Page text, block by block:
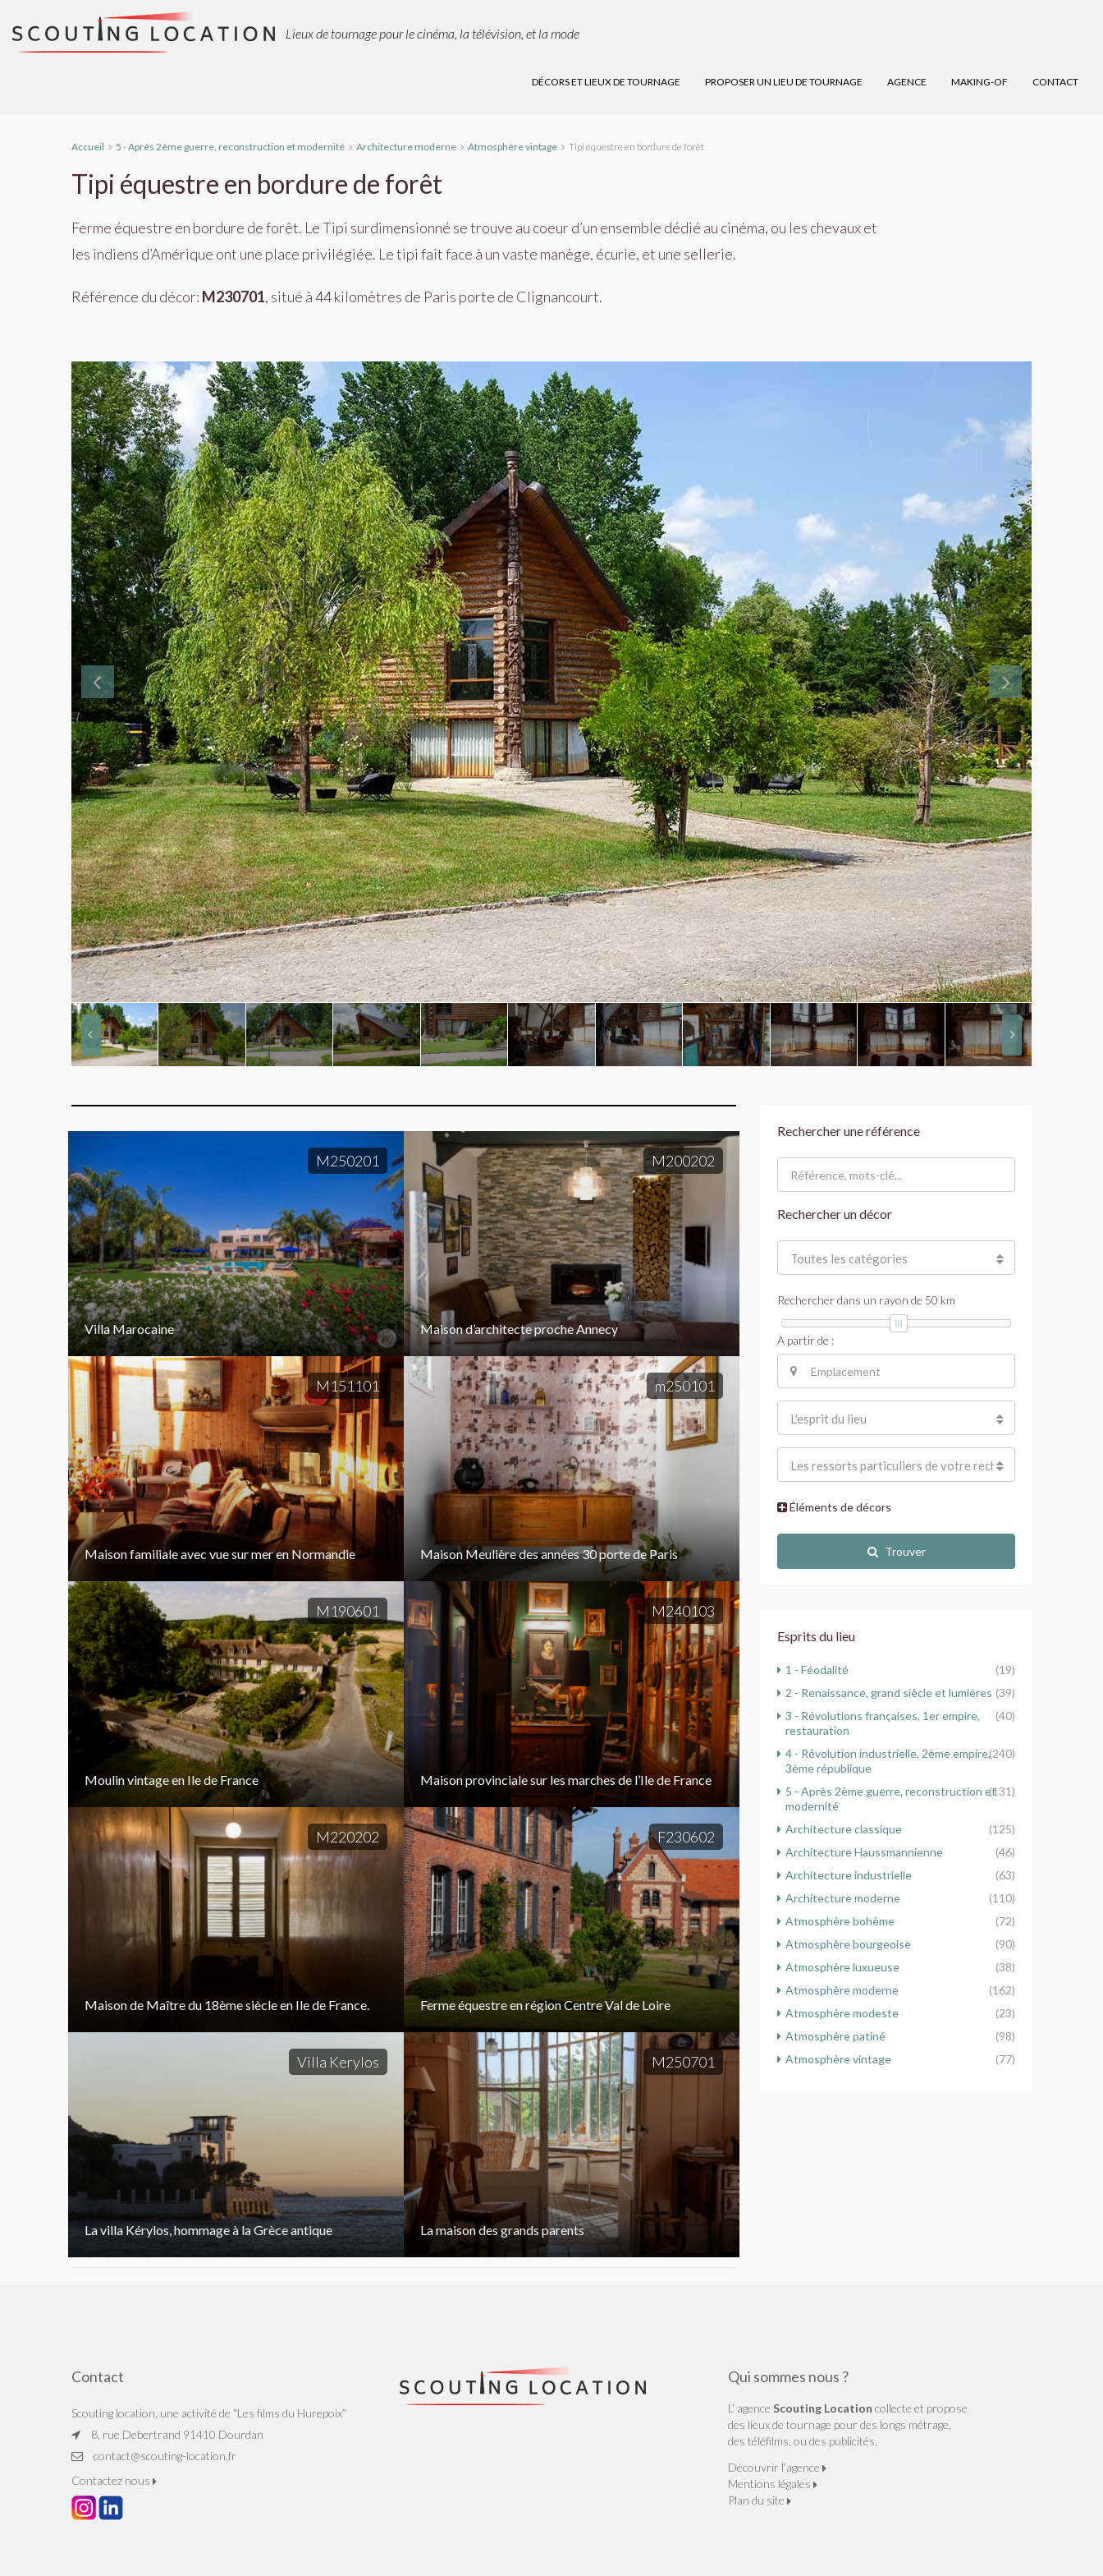
Lieux de tournage pour le cinéma, la télévision, et la mode
DÉCORS ET LIEUX DE TOURNAGE PROPOSER UN LIEU DE TOURNAGE AGENCE MAKING-OF CONTACT
Accueil 5 - Après 2ème guerre, reconstruction et modernité Architecture moderne Atmosphère vintage Tipi équestre en bordure de forêt
Tipi équestre en bordure de forêt
Ferme équestre en bordure de forêt. Le Tipi surdimensionné se trouve au coeur d’un ensemble dédié au cinéma, ou les chevaux et
les indiens d’Amérique ont une place privilégiée. Le tipi fait face à un vaste manège, écurie, et une sellerie.
Référence du décor: M230701, situé à 44 kilomètres de Paris porte de Clignancourt.
M250201
Villa Marocaine
M200202
Maison d’architecte proche Annecy
M151101
Maison familiale avec vue sur mer en Normandie
m250101
Maison Meulière des années 30 porte de Paris
M190601
Moulin vintage en Ile de France
M240103
Maison provinciale sur les marches de l’Ile de France
M220202
Maison de Maître du 18ème siècle en Ile de France.
F230602
Ferme équestre en région Centre Val de Loire
Villa Kerylos
La villa Kérylos, hommage à la Grèce antique
M250701
La maison des grands parents
Rechercher une référence
Rechercher un décor
Toutes les catégories
Rechercher dans un rayon de 50 km
A partir de :
L'esprit du lieu
Les ressorts particuliers de votre recherche
Éléments de décors
Trouver
Esprits du lieu
1 - Féodalité
(19)
2 - Renaissance, grand siècle et lumières (39)
3 - Révolutions françaises, 1er empire,
restauration
(40)
4 - Révolution industrielle, 2ème empire,
3ème république
(240)
5 - Après 2ème guerre, reconstruction et
modernité
(131)
Architecture classique
(125)
Architecture Haussmannienne
(46)
Architecture industrielle
(63)
Architecture moderne
(110)
Atmosphère bohème
(72)
Atmosphère bourgeoise
(90)
Atmosphère luxueuse
(38)
Atmosphère moderne
(162)
Atmosphère modeste
(23)
Atmosphère patiné
(98)
Atmosphère vintage
(77)
Contact
Scouting location, une activité de “Les films du Hurepoix”
8, rue Debertrand 91410 Dourdan
contact@scouting-location.fr
Contactez nous
Qui sommes nous ?
L’ agence Scouting Location collecte et propose
des lieux de tournage pour des longs métrage,
des téléfilms, ou des publicités.
Découvrir l’agence
Mentions légales
Plan du site